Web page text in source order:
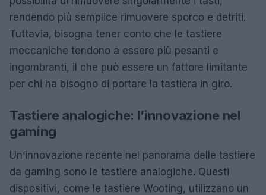
rendendo più semplice rimuovere sporco e detriti.
Tuttavia, bisogna tener conto che le tastiere
meccaniche tendono a essere più pesanti e
ingombranti, il che può essere un fattore limitante
per chi ha bisogno di portare la tastiera in giro.
Tastiere analogiche: l’innovazione nel
gaming
Un’innovazione recente nel panorama delle tastiere
da gaming sono le tastiere analogiche. Questi
dispositivi, come le tastiere Wooting, utilizzano un